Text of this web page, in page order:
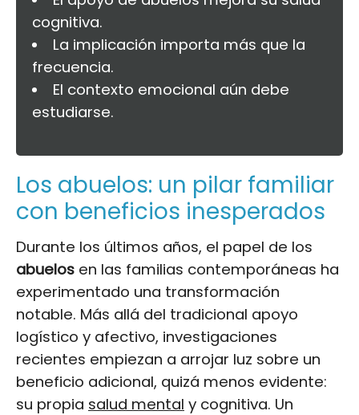
cognitiva.
La implicación importa más que la
frecuencia.
El contexto emocional aún debe
estudiarse.
Los abuelos: un pilar familiar
con beneficios inesperados
Durante los últimos años, el papel de los
abuelos en las familias contemporáneas ha
experimentado una transformación
notable. Más allá del tradicional apoyo
logístico y afectivo, investigaciones
recientes empiezan a arrojar luz sobre un
beneficio adicional, quizá menos evidente:
su propia salud mental y cognitiva. Un